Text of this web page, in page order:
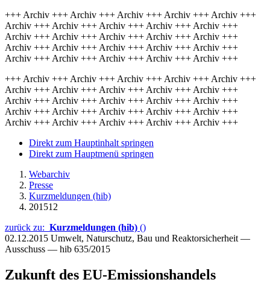
+++ Archiv +++ Archiv +++ Archiv +++ Archiv +++ Archiv +++
Archiv +++ Archiv +++ Archiv +++ Archiv +++ Archiv +++
Archiv +++ Archiv +++ Archiv +++ Archiv +++ Archiv +++
Archiv +++ Archiv +++ Archiv +++ Archiv +++ Archiv +++
Archiv +++ Archiv +++ Archiv +++ Archiv +++ Archiv +++
+++ Archiv +++ Archiv +++ Archiv +++ Archiv +++ Archiv +++
Archiv +++ Archiv +++ Archiv +++ Archiv +++ Archiv +++
Archiv +++ Archiv +++ Archiv +++ Archiv +++ Archiv +++
Archiv +++ Archiv +++ Archiv +++ Archiv +++ Archiv +++
Archiv +++ Archiv +++ Archiv +++ Archiv +++ Archiv +++
Direkt zum Hauptinhalt springen
Direkt zum Hauptmenü springen
Webarchiv
Presse
Kurzmeldungen (hib)
201512
zurück zu: Kurzmeldungen (hib) ()
02.12.2015 Umwelt, Naturschutz, Bau und Reaktorsicherheit —
Ausschuss — hib 635/2015
Zukunft des EU-Emissionshandels